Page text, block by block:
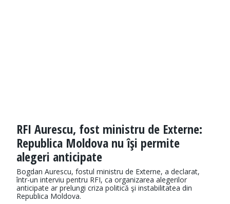
RFI Aurescu, fost ministru de Externe:
Republica Moldova nu îşi permite
alegeri anticipate
Bogdan Aurescu, fostul ministru de Externe, a declarat,
într-un interviu pentru RFI, ca organizarea alegerilor
anticipate ar prelungi criza politică şi instabilitatea din
Republica Moldova.